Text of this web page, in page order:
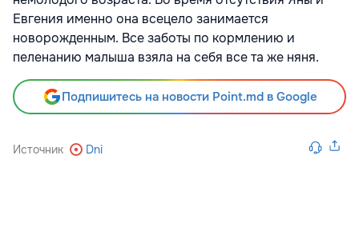
Евгения именно она всецело занимается
новорожденным. Все заботы по кормлению и
пеленанию малыша взяла на себя все та же няня.
Подпишитесь на новости Point.md в Google
Источник Dni